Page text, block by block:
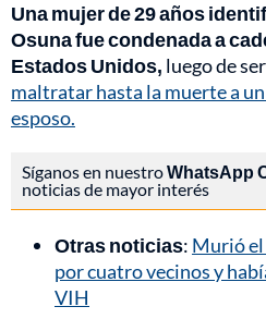
Una mujer de 29 años
Osuna fue condenada a
Estados Unidos, luego de
maltratar hasta la muerte a
esposo.
Síganos en nuestroWhatsApp
noticias de mayor interés
Otras noticias: Murió el
por cuatro vecinos y
VIH